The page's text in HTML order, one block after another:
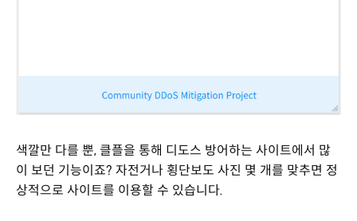
색깔만 다를 뿐, 클플을 통해 디도스 방어하는 사이트에서 많
이 보던 기능이죠? 자전거나 횡단보도 사진 몇 개를 맞추면 정
상적으로 사이트를 이용할 수 있습니다.